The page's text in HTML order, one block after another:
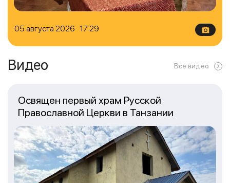
05 августа 2026 17:29
Видео Все видео
Освящен первый храм Русской
Православной Церкви в Танзании